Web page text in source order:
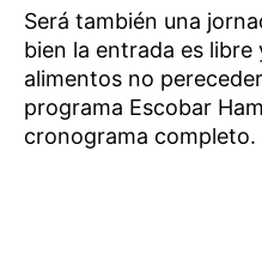
Será también una
bien la entrada es
alimentos no
programa Escobar
cronograma completo.